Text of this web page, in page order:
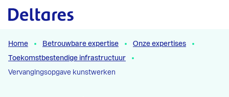
Naar hoofdcontent
Home Betrouwbare expertise
Onze expertises
Toekomstbestendige infrastructuur
Vervangingsopgave kunstwerken